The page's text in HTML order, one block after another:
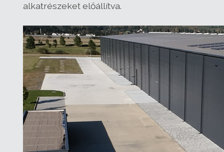
alkatrészeket előállítva.